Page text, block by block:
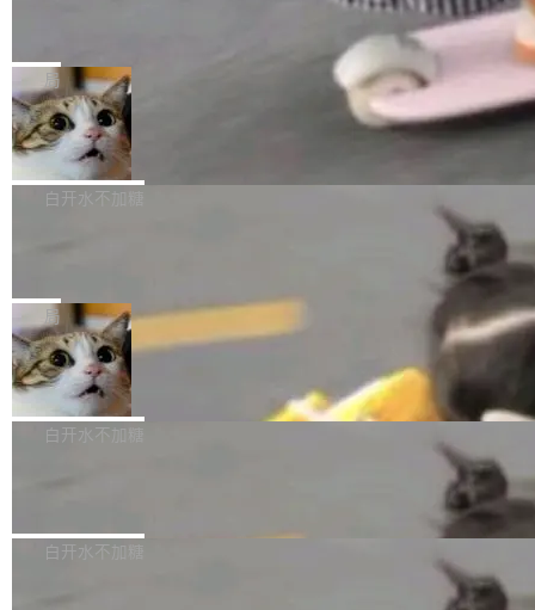
个小型数据库，应用天然按分片构建，单个数据
库的竞争和爆炸半径问题在设计层面就被消除
了。 闲置的 cell 会休眠到几乎不占资源。当 cel
l 迁移或唤醒时，新宿主从 S3 恢复 SQLite 数据
库继续执行。存储库是持久化的唯一真相...
高价的三星折叠（三星Galaxy Z Fold8 Ultra / Z
Fold8 / Z Flip8）外，其余要么是中低端机器，
例如iQOO Z11i、REDMI Note 17、REDMI No
te 17 Pro、OPPO K15，要么是vivo X300 E这
样的次旗舰。 Galaxy Z Fold8 Ultra / Z Fold8 /
Z Flip8三款折叠屏新机均在7月22日发布，且全
部搭载骁龙8 Elite Gen5 for Galaxy，它们本该
Zed 编辑器团队发布了新项目——DeltaDB，一
个在 git commit 之间记录每一次编辑操作的版
本控制系统。目前处于 Early Access 阶段。 De
ltaDB 的核心思路直接写在 landing page 最显
眼的位置：「Software is made between com
mits」——软件是在 commit 之间写出来的。git
是把这段空隙补上。 回退到任何一次编辑：Delt
aDB 捕获 commit 之间的每一次操作，...
局
SpaceXAI 单季资本开支达 183 亿美元
根据风险投资人Tomer Tunguz 博客（VC 分
析）披露的最新分析与第二季度业绩报告，Spac
微软同期总资本开支的四成。 与亚马逊、Alpha
bet、微软以及 Meta 等传统科技巨头相比，Spa
ceXAI的资金消耗速度尤为引人瞩目。然而，支
撑庞大支出的资金来源却呈现出截然不同的面
貌。数据显示，微软和 Meta 主要依托充沛的经
白开水不加糖
一个在终端里运行的编程 agent；Muse Spark
1.2，驱动这个 agent 的新模型。一句话概括：
你可以用 curl -fsSL https://dev.meta.ai/install.
sh | bash 安装一个能在大项目里自动规划、写
代码、验证结果的 AI 终端工具。 据介绍，Muse
个主 agent 循环，外加一组后台 agent。这些后
局
美团开源 LoHoSearch，用知识图谱校
准 AI 能力认知
机器出题的前提，是让机器拥有全局视野。整个
构建流程可以分为四个环节：建图 → 控制难度
白开水不加糖
库，并将作为transport接入Mooncake TENT。
白开水不加糖